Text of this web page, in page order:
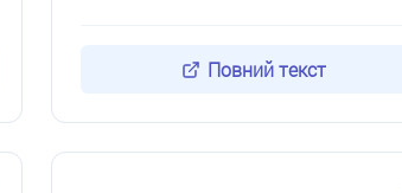
Повний текст